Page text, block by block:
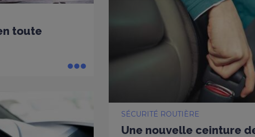
toute
SÉCURITÉ ROUTIÈRE
Une nouvelle ceinture